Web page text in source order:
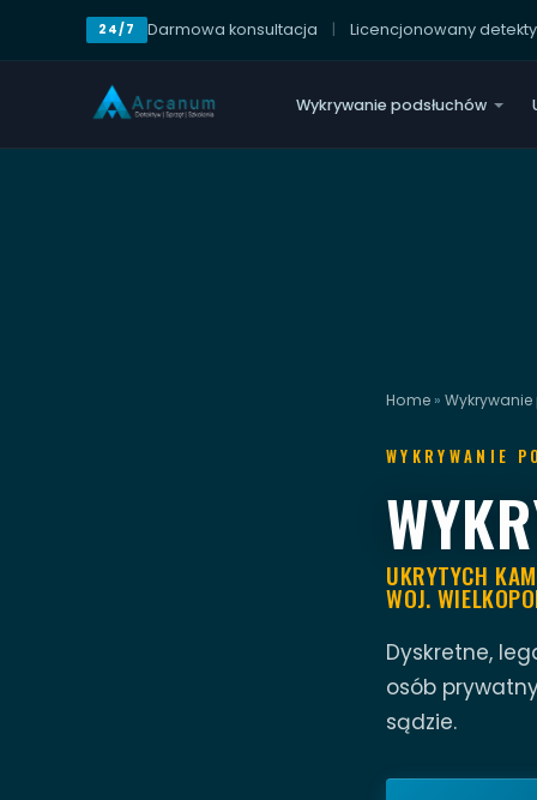
24/7 Darmowa konsultacja | Licencjonowany
Wykrywanie podsłuchów
Home »
WYKRYWANIE
UKRYTYCH
WOJ.
Dyskretne,
osób
sądzie.